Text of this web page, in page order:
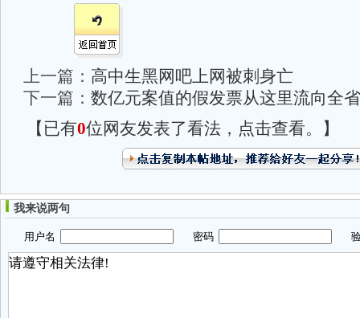
上一篇： 高中生黑网吧上网被刺身亡
下一篇： 数亿元案值的假发票从这里流向全省
【已有0位网友发表了看法，点击查看。】
我来说两句
用户名 密码 验